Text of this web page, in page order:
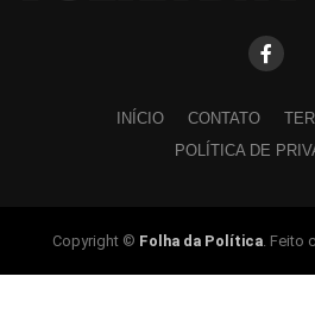
INÍCIO CONTATO
POLÍTICA DE
Copyright © Folha da Política . Feito